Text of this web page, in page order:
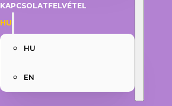
KAPCSOLATFELVÉTEL
HU
HU
EN